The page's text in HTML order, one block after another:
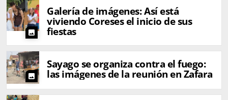
photo
Galería de imágenes: Así está
viviendo Coreses el inicio de sus
fiestas
photo
Sayago se organiza contra el fuego:
las imágenes de la reunión en Zafara